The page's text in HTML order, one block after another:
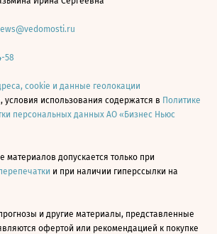
58
cookie и данные геолокации
условия использования содержатся в Политике
персональных данных АО «Бизнес Ньюс
материалов допускается только при
и при наличии гиперссылки на
и другие материалы, представленные
офертой или рекомендацией к покупке